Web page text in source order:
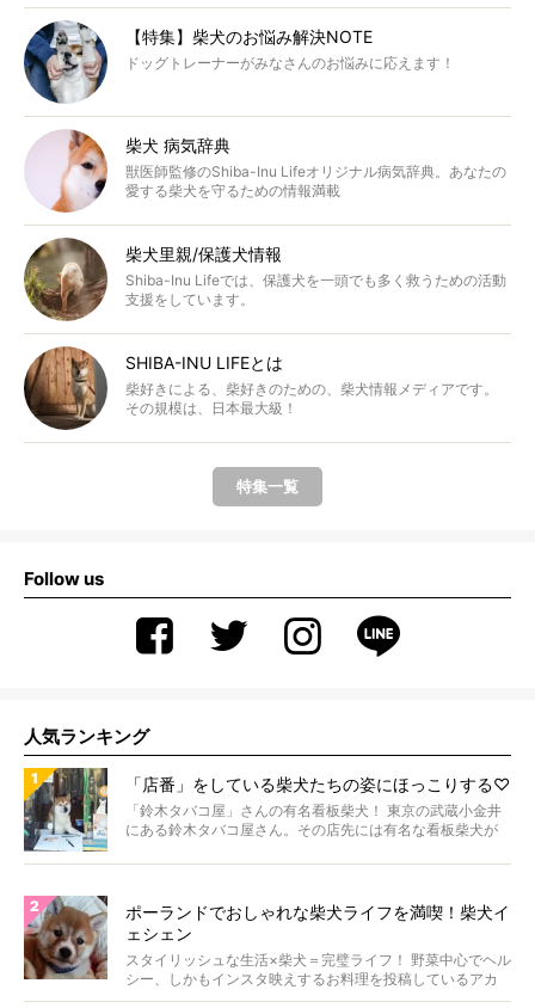
【特集】柴犬のお悩み解決NOTE
ドッグトレーナーがみなさんのお悩みに応えます！
柴犬 病気辞典
獣医師監修のShiba-Inu Lifeオリジナル病気辞典。あなたの
愛する柴犬を守るための情報満載
柴犬里親/保護犬情報
Shiba-Inu Lifeでは、保護犬を一頭でも多く救うための活動
支援をしています。
SHIBA-INU LIFEとは
柴好きによる、柴好きのための、柴犬情報メディアです。
その規模は、日本最大級！
特集一覧
Follow us
人気ランキング
「店番」をしている柴犬たちの姿にほっこりする♡
「鈴木タバコ屋」さんの有名看板柴犬！ 東京の武蔵小金井
にある鈴木タバコ屋さん。その店先には有名な看板柴犬が
ポーランドでおしゃれな柴犬ライフを満喫！柴犬イ
ェシェン
スタイリッシュな生活×柴犬＝完璧ライフ！ 野菜中心でヘル
シー、しかもインスタ映えするお料理を投稿しているアカ
ウ...